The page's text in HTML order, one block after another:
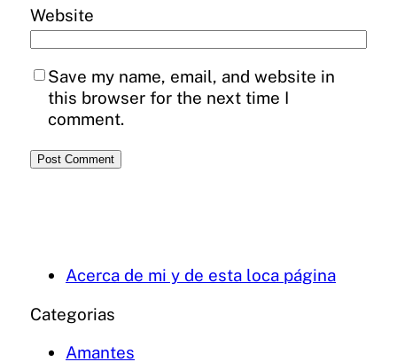
Website
Save my name, email, and website in
this browser for the next time I
comment.
Acerca de mi y de esta loca página
Categorias
Amantes